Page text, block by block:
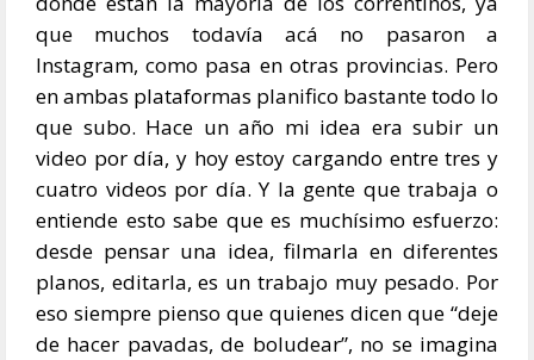
que muchos todavía acá no pasaron a
Instagram, como pasa en otras provincias. Pero
en ambas plataformas planifico bastante todo lo
que subo. Hace un año mi idea era subir un
video por día, y hoy estoy cargando entre tres y
cuatro videos por día. Y la gente que trabaja o
entiende esto sabe que es muchísimo esfuerzo:
desde pensar una idea, filmarla en diferentes
planos, editarla, es un trabajo muy pesado. Por
eso siempre pienso que quienes dicen que “deje
de hacer pavadas, de boludear”, no se imagina